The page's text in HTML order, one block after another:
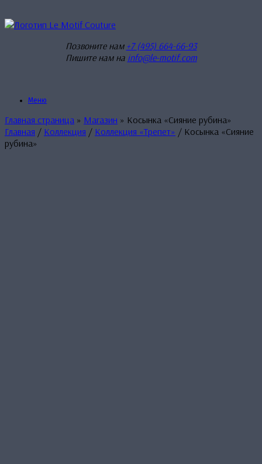
к
Позвоните нам +7 (495) 664-66-93
Пишите нам на info@le-motif.com
Меню
Главная страница » Магазин » Косынка «Сияние рубина»
Главная / Коллекция / Коллекция «Трепет» / Косынка «Сияние
рубина»